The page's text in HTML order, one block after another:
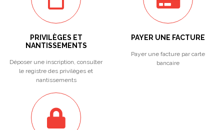
PRIVILÈGES ET
NANTISSEMENTS
Déposer une inscription, consulter
le registre des privilèges et
nantissements
PAYER UNE FACTURE
Payer une facture par carte
bancaire